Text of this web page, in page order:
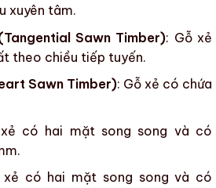
xuyên tâm.
Sawn Timber): Gỗ xẻ
theo chiều tiếp tuyến.
Sawn Timber): Gỗ xẻ có chứa
có hai mặt song song và có
xẻ có hai mặt song song và có